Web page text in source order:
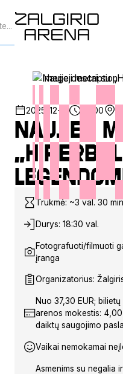
2025-12-31 20:00
Naujieji
Trukmė: ~3 val. 30
Durys: 18:30 val.
Fotografuoti/filmuoti
įranga
Organizatorius:
Nuo 37,30 EUR;
arenos mokestis:
daiktų saugojimo
Vaikai nemokamai
Asmenims su negalia